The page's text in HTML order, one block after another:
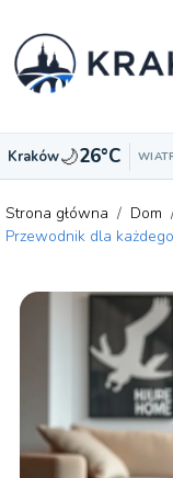
Kraków🌙26°C
Strona główna / Dom
Przewodnik dla